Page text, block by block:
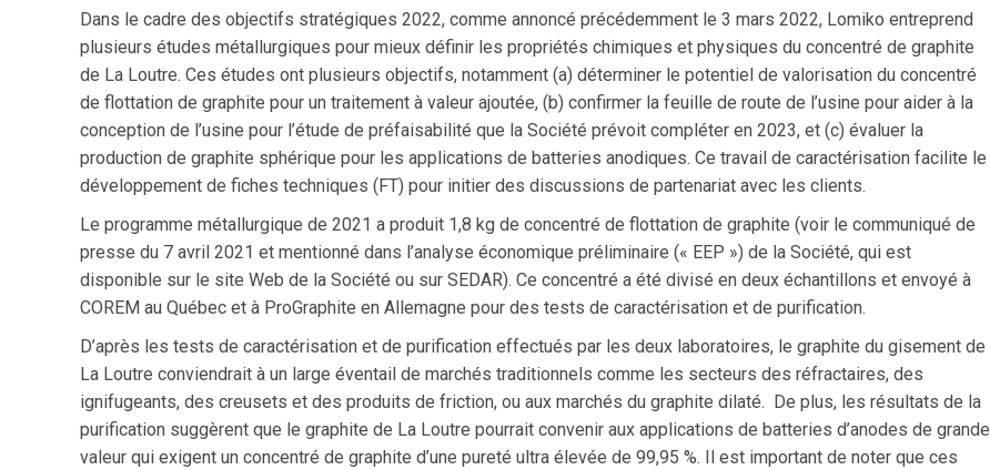
Dans le cadre des objectifs stratégiques 2022, comme annoncé précédemment le 3 mars 2022, Lomiko entreprend
plusieurs études métallurgiques pour mieux définir les propriétés chimiques et physiques du concentré de graphite
de La Loutre. Ces études ont plusieurs objectifs, notamment (a) déterminer le potentiel de valorisation du concentré
de flottation de graphite pour un traitement à valeur ajoutée, (b) confirmer la feuille de route de l’usine pour aider à la
conception de l’usine pour l’étude de préfaisabilité que la Société prévoit compléter en 2023, et (c) évaluer la
production de graphite sphérique pour les applications de batteries anodiques. Ce travail de caractérisation facilite le
développement de fiches techniques (FT) pour initier des discussions de partenariat avec les clients.
Le programme métallurgique de 2021 a produit 1,8 kg de concentré de flottation de graphite (voir le communiqué de
presse du 7 avril 2021 et mentionné dans l’analyse économique préliminaire (« EEP ») de la Société, qui est
disponible sur le site Web de la Société ou sur SEDAR). Ce concentré a été divisé en deux échantillons et envoyé à
COREM au Québec et à ProGraphite en Allemagne pour des tests de caractérisation et de purification.
D’après les tests de caractérisation et de purification effectués par les deux laboratoires, le graphite du gisement de
La Loutre conviendrait à un large éventail de marchés traditionnels comme les secteurs des réfractaires, des
ignifugeants, des creusets et des produits de friction, ou aux marchés du graphite dilaté. De plus, les résultats de la
purification suggèrent que le graphite de La Loutre pourrait convenir aux applications de batteries d’anodes de grande
valeur qui exigent un concentré de graphite d’une pureté ultra élevée de 99,95 %. Il est important de noter que ces